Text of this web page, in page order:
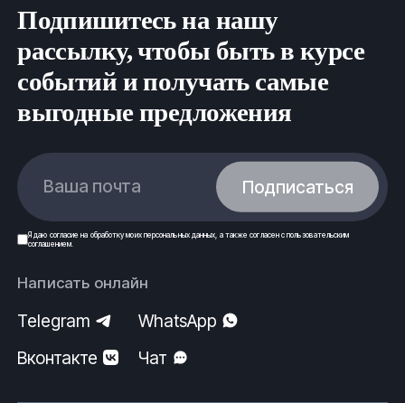
Вся продукция выполнена согласно нормам
безопасности, государственным стандартам (ГОСТ)
и техническим условиям (ТУ).
ООО ФеРус,г.Новокузнецк.
Подпишитесь на нашу
рассылку, чтобы быть в курсе
событий и получать самые
выгодные предложения
Ваша почта Подписаться
Я даю согласие на обработку моих персональных данных , а также согласен спользовательским
соглашением.
Написать онлайн
Telegram
WhatsApp
Вконтакте
Чат